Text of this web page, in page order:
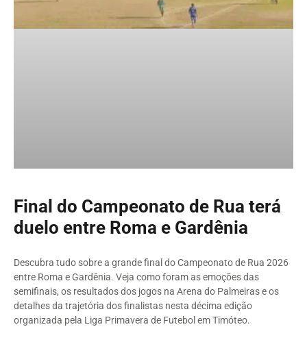
Final do Campeonato de Rua terá
duelo entre Roma e Gardênia
Descubra tudo sobre a grande final do Campeonato de Rua 2026
entre Roma e Gardênia. Veja como foram as emoções das
semifinais, os resultados dos jogos na Arena do Palmeiras e os
detalhes da trajetória dos finalistas nesta décima edição
organizada pela Liga Primavera de Futebol em Timóteo.